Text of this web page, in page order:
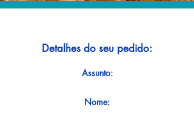
Detalhes do seu pedido:
Assunto:
Nome: